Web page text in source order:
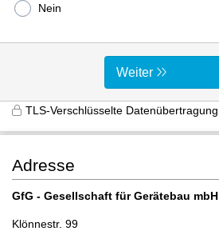
Nein
Weiter
TLS-Verschlüsselte Datenübertragung
Adresse
GfG - Gesellschaft für Gerätebau mbH
Klönnestr. 99